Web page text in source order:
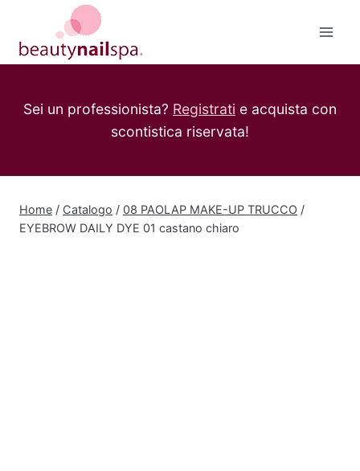
contenuto
Sei un professionista? Registrati e acquista con
scontistica riservata!
Home / Catalogo / 08 PAOLAP MAKE-UP TRUCCO /
EYEBROW DAILY DYE 01 castano chiaro